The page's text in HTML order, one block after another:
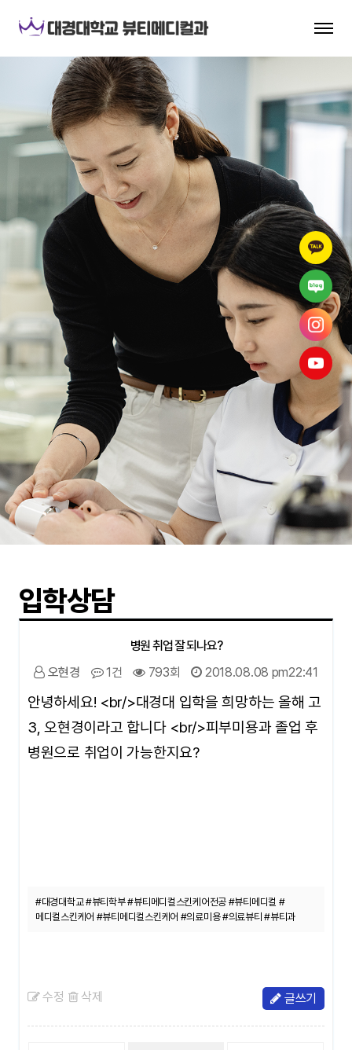
입학상담
병원 취업 잘 되나요?
오현경
1건 793회 2018.08.08 pm22:41
안녕하세요! <br/>대경대 입학을 희망하는 올해 고
3, 오현경이라고 합니다 <br/>피부미용과 졸업 후
병원으로 취업이 가능한지요?
#대경대학교 #뷰티학부 #뷰티메디컬스킨케어전공 #뷰티메디컬 #
메디컬스킨케어 #뷰티메디컬스킨케어 #의료미용 #의료뷰티 #뷰티과
수정 삭제 글쓰기